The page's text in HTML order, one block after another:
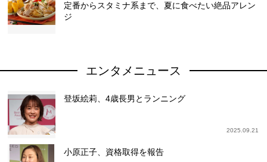
定番からスタミナ系まで、夏に食べたい絶品アレン
ジ
エンタメニュース
登坂絵莉、4歳長男とランニング
2025.09.21
小原正子、資格取得を報告